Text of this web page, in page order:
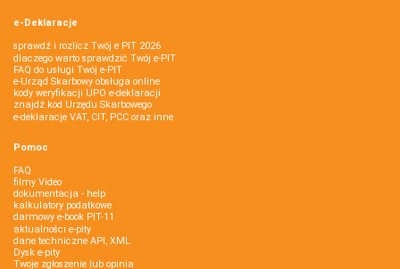
e-Deklaracje
sprawdź i rozlicz Twój e PIT 2026
dlaczego warto sprawdzić Twój e-PIT
FAQ do usługi Twój e-PIT
e-Urząd Skarbowy obsługa online
kody weryfikacji UPO e-deklaracji
znajdź kod Urzędu Skarbowego
e-deklaracje VAT, CIT, PCC oraz inne
Pomoc
FAQ
filmy Video
dokumentacja - help
kalkulatory podatkowe
darmowy e-book PIT-11
aktualności e-pity
dane techniczne API, XML
Dysk e-pity
Twoje zgłoszenie lub opinia